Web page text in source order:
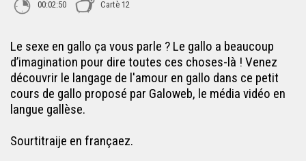
00:02:50 Cartè 12
Le sexe en gallo ça vous parle ? Le gallo a beaucoup
d’imagination pour dire toutes ces choses-là ! Venez
découvrir le langage de l'amour en gallo dans ce petit
cours de gallo proposé par Galoweb, le média vidéo en
langue gallèse.
Sourtitraije en françaez.